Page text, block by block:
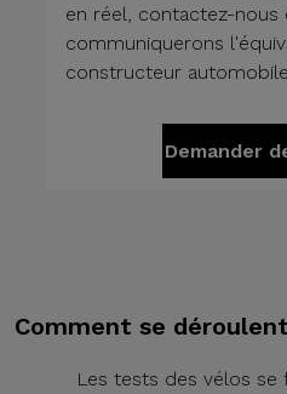
en réel, contactez-nous
communiquerons
constructeur automobile.
Demander
Comment se
Les tests des vélos